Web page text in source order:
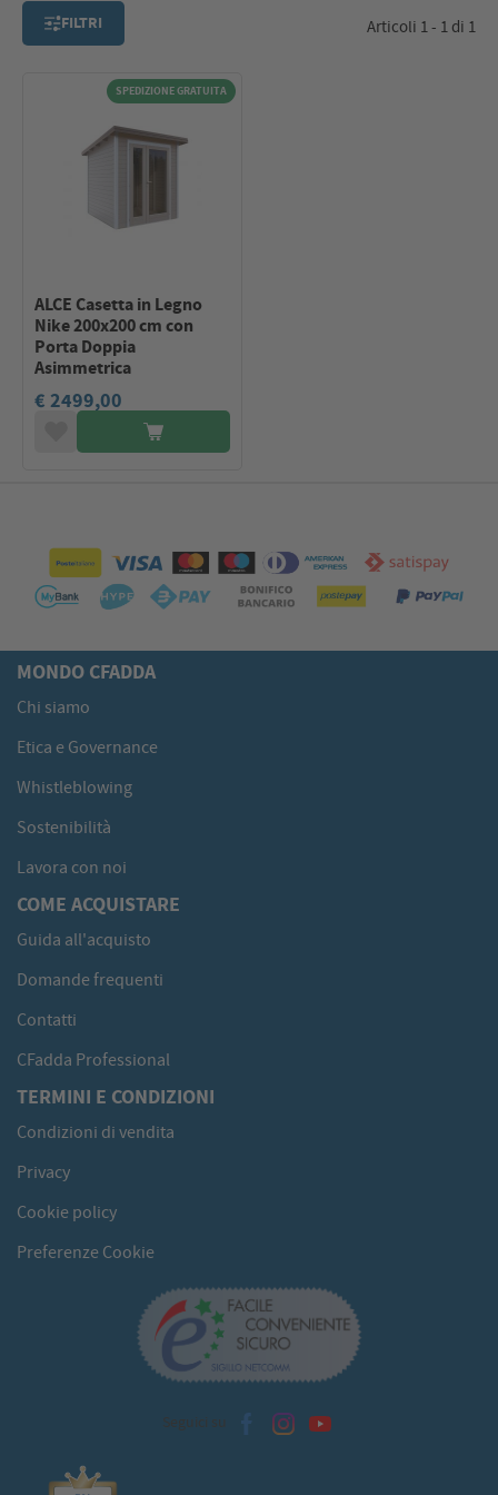
FILTRI Articoli 1 - 1 di 1
SPEDIZIONE GRATUITA
ALCE Casetta in Legno
Nike 200x200 cm con
Porta Doppia
Asimmetrica
€ 2499,00
MONDO CFADDA
Chi siamo
Etica e Governance
Whistleblowing
Sostenibilità
Lavora con noi
COME ACQUISTARE
Guida all'acquisto
Domande frequenti
Contatti
CFadda Professional
TERMINI E CONDIZIONI
Condizioni di vendita
Privacy
Cookie policy
Preferenze Cookie
Seguici su